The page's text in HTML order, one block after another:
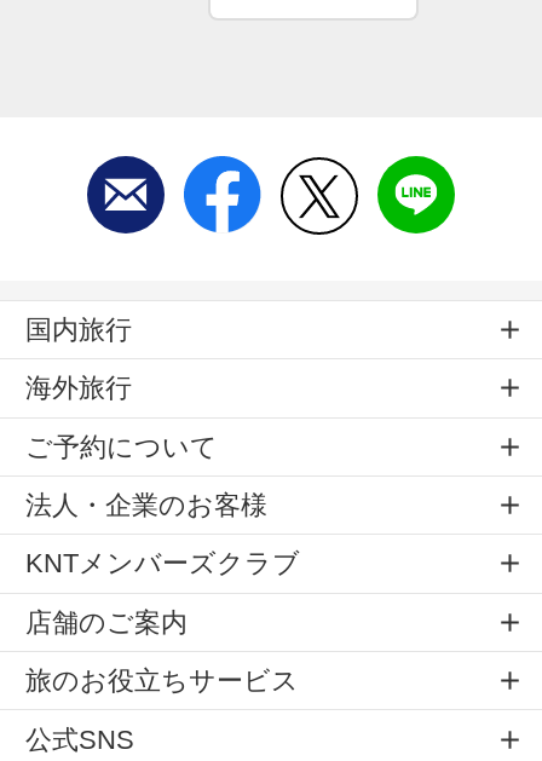
国内旅行
海外旅行
ご予約について
法人・企業のお客様
KNTメンバーズクラブ
店舗のご案内
旅のお役立ちサービス
公式SNS